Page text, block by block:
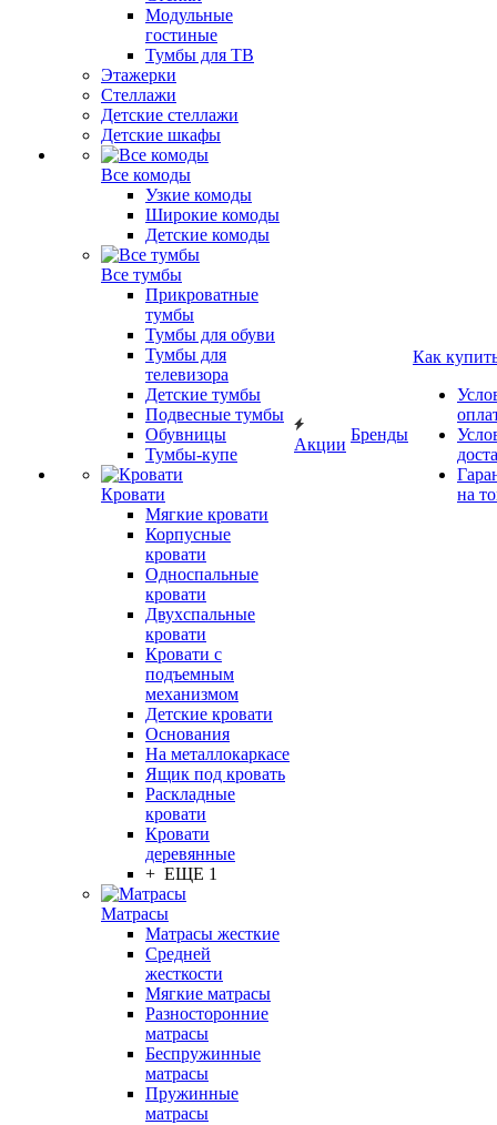
Модульные
гостиные
Тумбы для ТВ
Этажерки
Стеллажи
Детские стеллажи
Детские шкафы
Все комоды
Узкие комоды
Широкие комоды
Детские комоды
Все тумбы
Прикроватные
тумбы
Тумбы для обуви
Тумбы для
телевизора
Детские тумбы
Подвесные тумбы
Обувницы
Тумбы-купе
Кровати
Мягкие кровати
Корпусные
кровати
Односпальные
кровати
Двухспальные
кровати
Кровати с
подъемным
механизмом
Детские кровати
Основания
На металлокаркасе
Ящик под кровать
Раскладные
кровати
Кровати
деревянные
+ ЕЩЕ 1
Матрасы
Матрасы жесткие
Средней
жесткости
Мягкие матрасы
Разносторонние
матрасы
Беспружинные
матрасы
Пружинные
матрасы
Акции
Бренды
Как
на